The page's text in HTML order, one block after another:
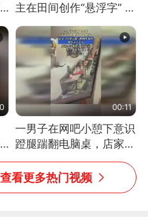
主在田间创作“悬浮字” 网
友：真·裸眼3D！
00:11
一男子在网吧小憩下意识
蹬腿踹翻电脑桌，店家3
台显示器与机械臂损坏
看更多热门视频